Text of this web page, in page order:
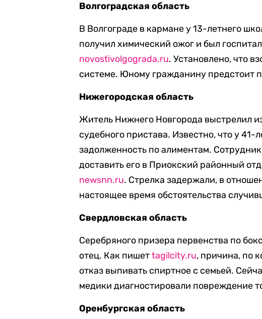
Волгоградская область
В Волгограде в кармане у 13-летнего
получил химический ожог и был
novostivolgograda.ru. Установлено, что
системе. Юному гражданину предстоит
Нижегородская область
Житель Нижнего Новгорода выстрелил
судебного пристава. Известно, что у 41-
задолженность по алиментам.
доставить его в Приокский районный
newsnn.ru. Стрелка задержали, в
настоящее время обстоятельства
Свердловская область
Серебряного призера первенства по
отец. Как пишетtagilcity.ru, причина, по
отказ выпивать спиртное с семьей.
медики диагностировали повреждение
Оренбургская область